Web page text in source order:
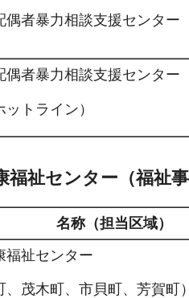
偶者暴力相談支援センター
偶者暴力相談支援センター
ットライン）
福祉センター（福祉事
名称（担当区域）
福祉センター
、茂木町、市貝町、芳賀町）